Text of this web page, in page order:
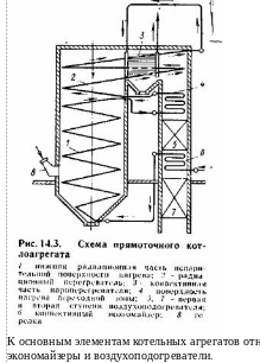
К основным элементам котельных агрегатов
экономайзеры и воздухоподогреватели.